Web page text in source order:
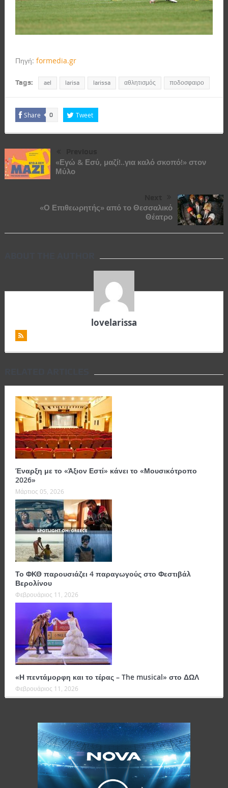
Πηγή: formedia.gr
Tags: ael larisa larissa αθλητισμός ποδοσφαιρο
Share 0 Tweet
«Εγώ & Εσύ, μαζί!..για καλό σκοπό!» στον
Μύλο
«Ο Επιθεωρητής» από το Θεσσαλικό
Θέατρο
lovelarissa
Έναρξη με το «Άξιον Εστί» κάνει το «Μουσικότροπο
2026»
Μάρτιος 05, 2026
Το ΦΚΘ παρουσιάζει 4 παραγωγούς στο Φεστιβάλ
Βερολίνου
Φεβρουάριος 11, 2026
«Η πεντάμορφη και το τέρας – The musical» στο ΔΩΛ
Φεβρουάριος 11, 2026